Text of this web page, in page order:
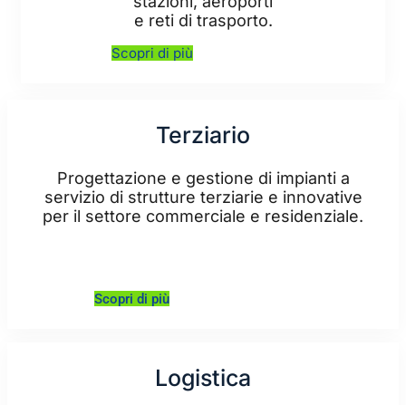
e reti di trasporto.
Scopri di più
Terziario
Progettazione e gestione di impianti a
servizio di strutture terziarie e innovative
per il settore commerciale e residenziale.
Scopri di più
Logistica